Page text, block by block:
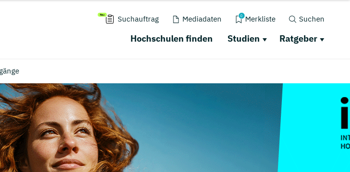
Suchauftrag Mediadaten 0 Merkliste Suchen
Hochschulen finden Studien Ratgeber